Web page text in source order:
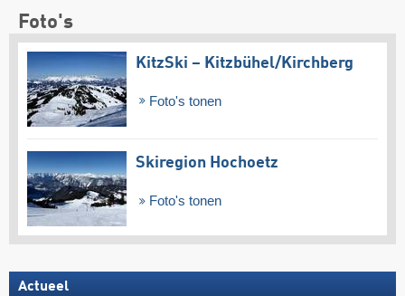
Foto's
KitzSki – Kitzbühel/​Kirchberg
Foto's tonen
Skiregion Hochoetz
Foto's tonen
Actueel